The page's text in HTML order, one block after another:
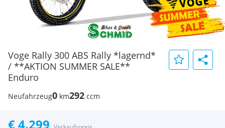
Voge Rally 300 ABS Rally *lagernd*
/ **AKTION SUMMER SALE**
Enduro
Neufahrzeug0 km292 ccm
€ 4.299